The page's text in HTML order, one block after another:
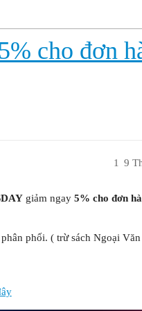
cho đơn
9
1
giảm ngay 5% cho đơn
phân phối. ( trừ sách Ngoại